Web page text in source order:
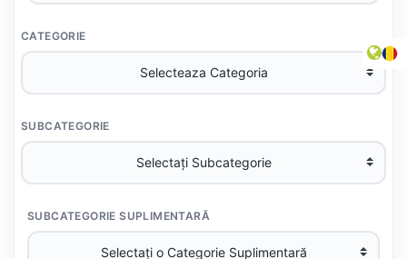
CATEGORIE
SUBCATEGORIE
SUBCATEGORIE SUPLIMENTARĂ